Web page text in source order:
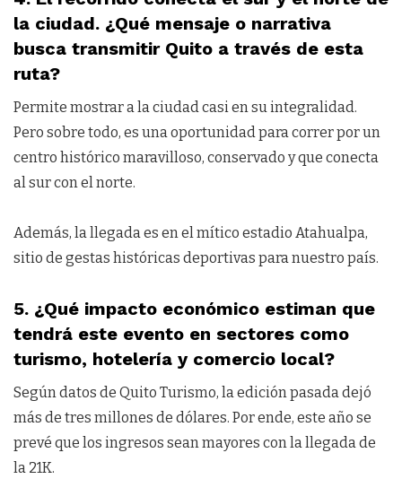
la ciudad. ¿Qué mensaje o narrativa
busca transmitir Quito a través de esta
ruta?
Permite mostrar a la ciudad casi en su integralidad.
Pero sobre todo, es una oportunidad para correr por un
centro histórico maravilloso, conservado y que conecta
al sur con el norte.
Además, la llegada es en el mítico estadio Atahualpa,
sitio de gestas históricas deportivas para nuestro país.
5. ¿Qué impacto económico estiman que
tendrá este evento en sectores como
turismo, hotelería y comercio local?
Según datos de Quito Turismo, la edición pasada dejó
más de tres millones de dólares. Por ende, este año se
prevé que los ingresos sean mayores con la llegada de
la 21K.